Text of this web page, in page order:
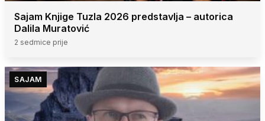
Sajam Knjige Tuzla 2026 predstavlja – autorica
Dalila Muratović
2 sedmice prije
SAJAM